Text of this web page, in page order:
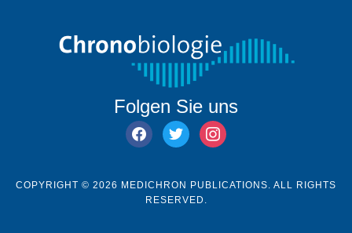
Folgen Sie uns
facebook
twitter instagram
COPYRIGHT © 2026 MEDICHRON PUBLICATIONS. ALL RIGHTS
RESERVED.